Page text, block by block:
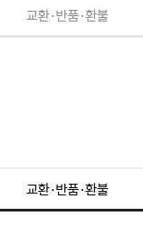
교환·반품·환불
교환·반품·환불